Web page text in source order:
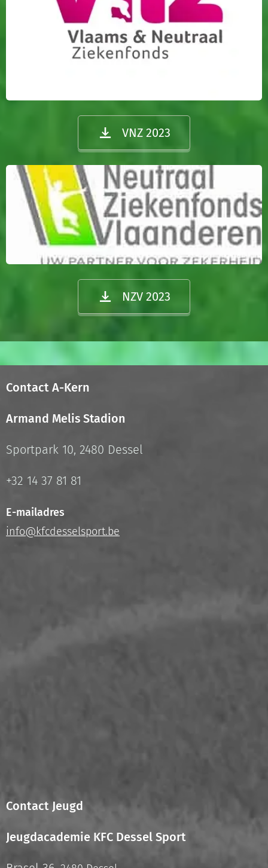
VNZ 2023
NZV 2023
Contact A-Kern
Armand Melis Stadion
Sportpark 10, 2480 Dessel
+32 14 37 81 81
E-mailadres
info@kfcdesselsport.be
Contact Jeugd
Jeugdacademie KFC Dessel Sport